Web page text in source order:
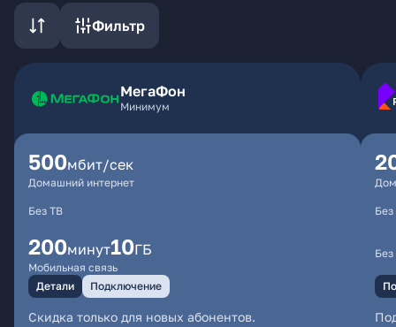
Фильтр
МегаФон
Минимум
500мбит/сек
Домашний интернет
Без ТВ
200минут10ГБ
Мобильная связь
Детали
Подключение
Скидка только для новых абонентов.